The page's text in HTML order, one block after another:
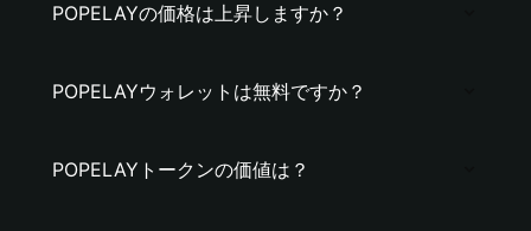
POPELAYの価格は上昇しますか？
POPELAYウォレットは無料ですか？
POPELAYトークンの価値は？